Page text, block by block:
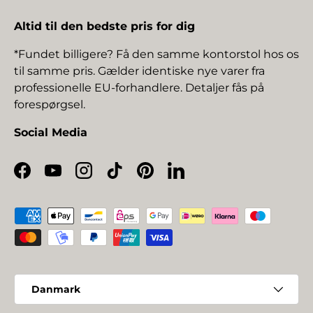
Altid til den bedste pris for dig
*Fundet billigere? Få den samme kontorstol hos os
til samme pris. Gælder identiske nye varer fra
professionelle EU-forhandlere. Detaljer fås på
forespørgsel.
Social Media
Facebook
YouTubeInstagram
TikTokPinterestLinkedIn
Betalingsmetoder
Danmark